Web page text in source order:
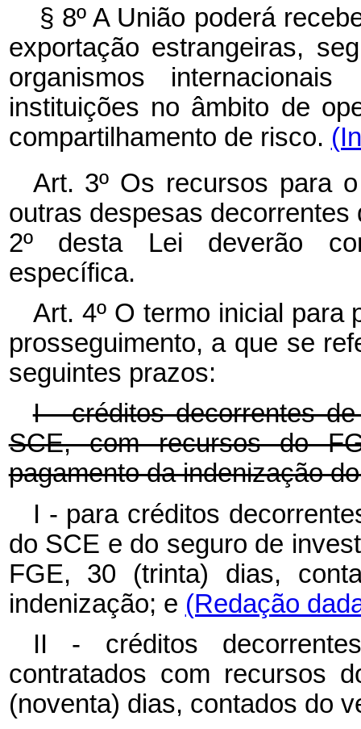
§ 8º A União poderá
exportação estrangeiras,
organismos
instituições no âmbito de
compartilhamento de risco.
Art. 3º Os recursos para
outras despesas
2º desta Lei deverão
específica.
Art. 4º O termo inicial para
prosseguimento, a que se
seguintes prazos:
I - créditos decorrentes
SCE, com recursos do
pagamento da indenização
I - para créditos
do SCE e do seguro de
FGE, 30 (trinta) dias,
indenização; e (Redação
II - créditos
contratados com recursos
(noventa) dias, contados do